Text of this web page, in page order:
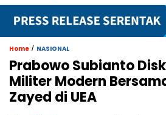
Home / NASIONAL
Prabowo Subianto
Militer Modern
Zayed di UEA